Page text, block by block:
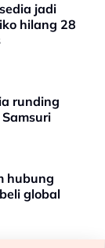
jadi
hilang 28
runding
hubung
global